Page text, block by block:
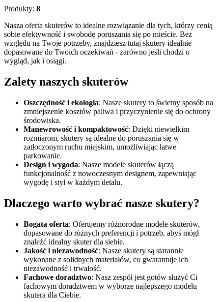
Produkty: 8
Nasza oferta skuterów to idealne rozwiązanie dla tych, którzy cenią
sobie efektywność i swobodę poruszania się po mieście. Bez
względu na Twoje potrzeby, znajdziesz tutaj skutery idealnie
dopasowane do Twoich oczekiwań - zarówno jeśli chodzi o
wygląd, jak i osiągi.
Zalety naszych skuterów
Oszczędność i ekologia: Nasze skutery to świetny sposób na
zmniejszenie kosztów paliwa i przyczynienie się do ochrony
środowiska.
Manewrowość i kompaktowość: Dzięki niewielkim
rozmiarom, skutery są idealne do poruszania się w
zatłoczonym ruchu miejskim, umożliwiając łatwe
parkowanie.
Design i wygoda: Nasze modele skuterów łączą
funkcjonalność z nowoczesnym designem, zapewniając
wygodę i styl w każdym detalu.
Dlaczego warto wybrać nasze skutery?
Bogata oferta: Oferujemy różnorodne modele skuterów,
dopasowane do różnych preferencji i potrzeb, abyś mógł
znaleźć idealny skuter dla siebie.
Jakość i niezawodność: Nasze skutery są starannie
wykonane z solidnych materiałów, co gwarantuje ich
niezawodność i trwałość.
Fachowe doradztwo: Nasz zespół jest gotów służyć Ci
fachowym doradztwem w wyborze najlepszego modelu
skutera dla Ciebie.